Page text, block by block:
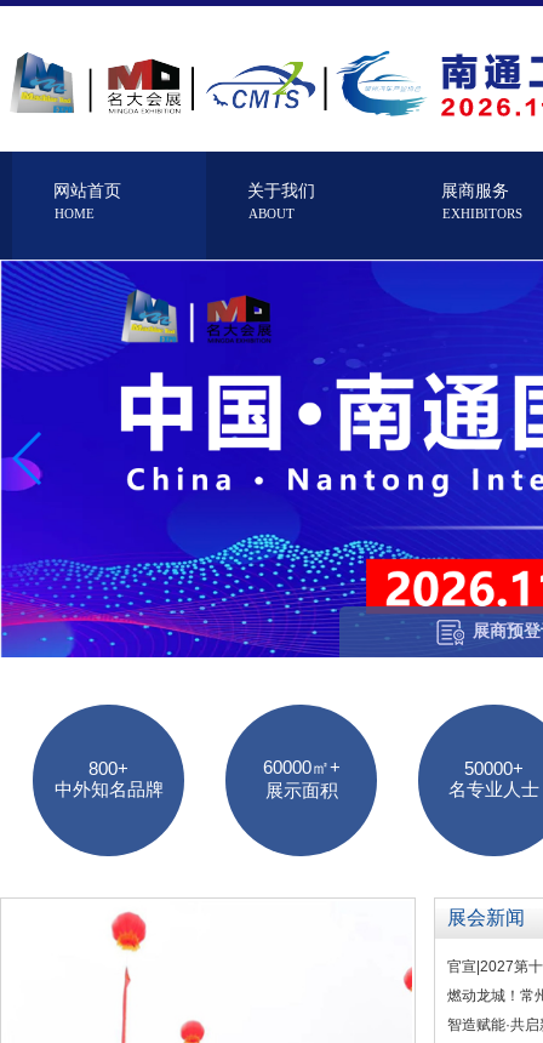
网站首页
HOME
关于我们
ABOUT
展商服务
EXHIBITORS
展商预
800+
中外知名品牌
60000㎡+
展示面积
50000+
名专业人士
展会新闻
官宣|2027第
燃动龙城！常
智造赋能·共